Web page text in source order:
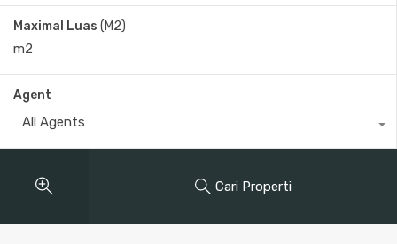
Maximal Luas (M2)
Agent
All Agents
Cari Properti